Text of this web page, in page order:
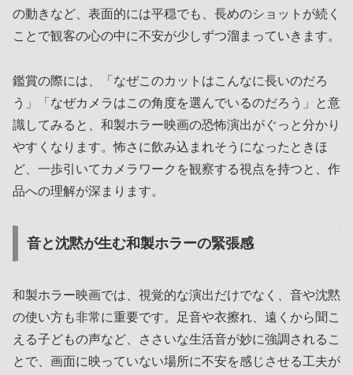
の動きなど、表面的には平穏でも、長めのショットが続く
ことで観客の心の中に不安が少しずつ溜まっていきます。
鑑賞の際には、「なぜこのカットはこんなに長いのだろ
う」「なぜカメラはこの角度を選んでいるのだろう」と意
識してみると、和製ホラー映画の恐怖演出がぐっと分かり
やすくなります。怖さに飲み込まれそうになったときほ
ど、一歩引いてカメラワークを観察する視点を持つと、作
品への理解が深まります。
音と沈黙が生む和製ホラーの緊張感
和製ホラー映画では、視覚的な演出だけでなく、音や沈黙
の使い方も非常に重要です。足音や衣擦れ、遠くから聞こ
える子どもの声など、ささいな生活音が妙に強調されるこ
とで、画面に映っていない場所に不安を感じさせる工夫が